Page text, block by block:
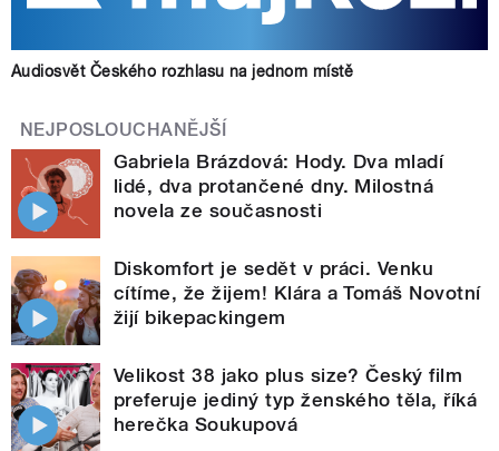
Audiosvět Českého rozhlasu na jednom místě
NEJPOSLOUCHANĚJŠÍ
Gabriela Brázdová: Hody. Dva mladí
lidé, dva protančené dny. Milostná
novela ze současnosti
Diskomfort je sedět v práci. Venku
cítíme, že žijem! Klára a Tomáš Novotní
žijí bikepackingem
Velikost 38 jako plus size? Český film
preferuje jediný typ ženského těla, říká
herečka Soukupová